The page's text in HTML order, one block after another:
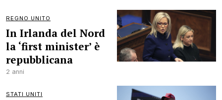
REGNO UNITO
In Irlanda del Nord
la ‘first minister’ è
repubblicana
2 anni
STATI UNITI